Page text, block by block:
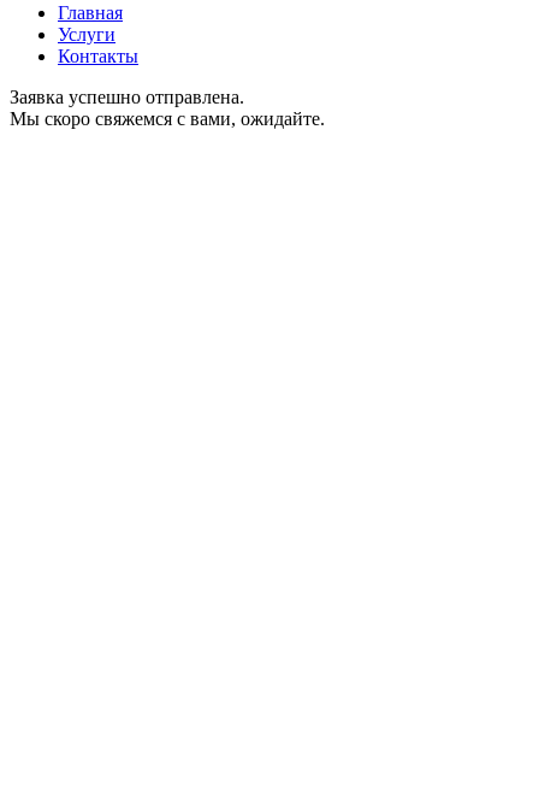
Главная
Услуги
Контакты
Заявка успешно отправлена.
Мы скоро свяжемся с вами, ожидайте.